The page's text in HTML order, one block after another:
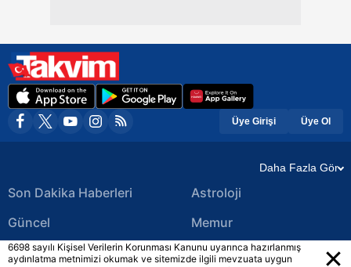
Üye Girişi Üye Ol
Daha Fazla Gör
Son Dakika Haberleri
Güncel
Ekonomi Haberleri
Astroloji
Memur
Yerel Haberler
6698 sayılı Kişisel Verilerin Korunması Kanunu uyarınca hazırlanmış
aydınlatma metnimizi okumak ve sitemizde ilgili mevzuata uygun